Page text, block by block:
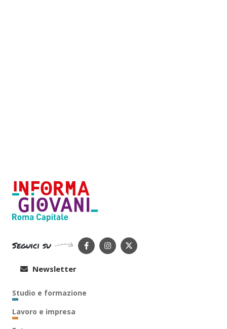
Seguici su
Newsletter
Studio e formazione
Lavoro e impresa